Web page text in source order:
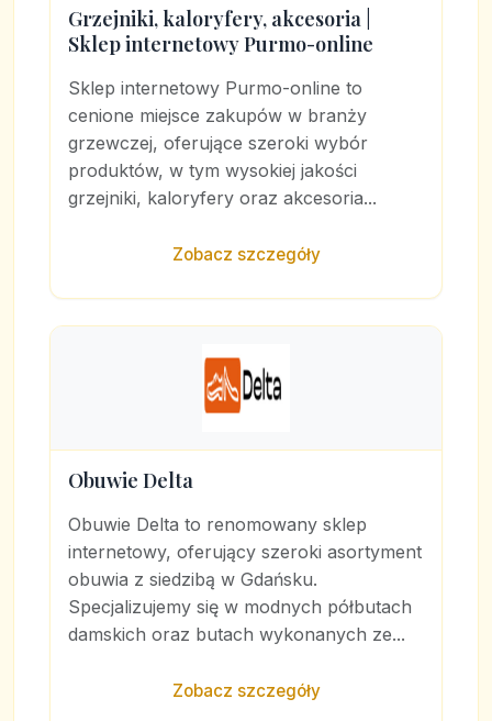
Grzejniki, kaloryfery, akcesoria |
Sklep internetowy Purmo-online
Sklep internetowy Purmo-online to
cenione miejsce zakupów w branży
grzewczej, oferujące szeroki wybór
produktów, w tym wysokiej jakości
grzejniki, kaloryfery oraz akcesoria...
Zobacz szczegóły
Obuwie Delta
Obuwie Delta to renomowany sklep
internetowy, oferujący szeroki asortyment
obuwia z siedzibą w Gdańsku.
Specjalizujemy się w modnych półbutach
damskich oraz butach wykonanych ze...
Zobacz szczegóły